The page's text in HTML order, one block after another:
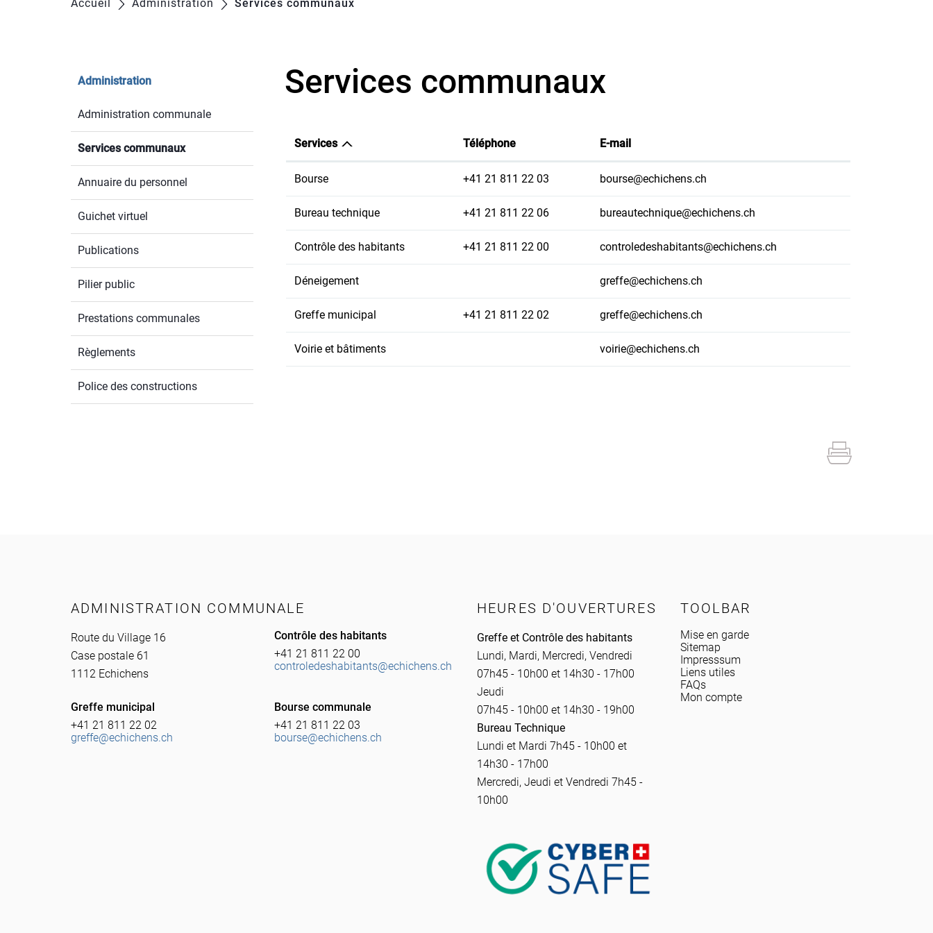
Accueil Administration Services communaux
Administration
Administration communale
Services communaux(sélectionné)
Annuaire du personnel
Guichet virtuel
Publications
Pilier public
Prestations communales
Règlements
Police des constructions
Services communaux
Services Téléphone E-mail
Bourse +41 21 811 22 03 bourse@echichens.ch
Bureau technique +41 21 811 22 06 bureautechnique@echichens.ch
Contrôle des habitants +41 21 811 22 00 controledeshabitants@echichens.ch
Déneigement greffe@echichens.ch
Greffe municipal +41 21 811 22 02 greffe@echichens.ch
Voirie et bâtiments voirie@echichens.ch
ADMINISTRATION COMMUNALE
Route du Village 16
Case postale 61
1112 Echichens
Contrôle des habitants
+41 21 811 22 00
controledeshabitants@echichens.ch
Greffe municipal
+41 21 811 22 02
greffe@echichens.ch
Bourse communale
+41 21 811 22 03
bourse@echichens.ch
HEURES D'OUVERTURES
Greffe et Contrôle des habitants
Lundi, Mardi, Mercredi, Vendredi
07h45 - 10h00 et 14h30 - 17h00
Jeudi
07h45 - 10h00 et 14h30 - 19h00
Bureau Technique
Lundi et Mardi 7h45 - 10h00 et
14h30 - 17h00
Mercredi, Jeudi et Vendredi 7h45 -
10h00
TOOLBAR
Mise en garde
Sitemap
Impresssum
Liens utiles
FAQs
Mon compte